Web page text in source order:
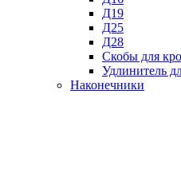
Д19
Д25
Д28
Скобы для
Удлинитель
Наконечники